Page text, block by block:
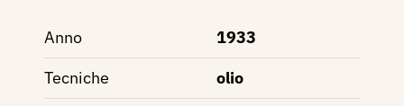
Anno
1933
Tecniche
olio